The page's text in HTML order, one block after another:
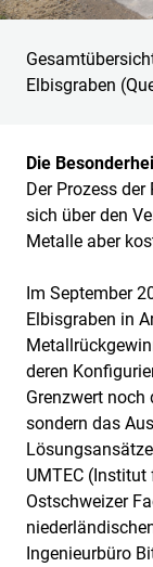
Elbisgraben
Die
Der Prozess
sich über den
Metalle aber
Im September
Elbisgraben in
deren
Grenzwert noch
sondern das
UMTEC
Ostschweizer
Ingenieurbüro